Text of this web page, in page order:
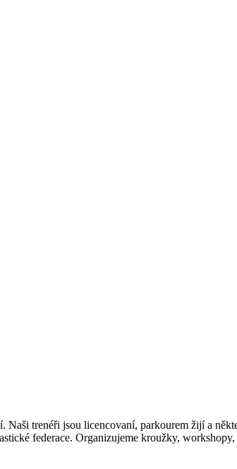
trenéři jsou licencovaní, parkourem žijí a
federace. Organizujeme kroužky,